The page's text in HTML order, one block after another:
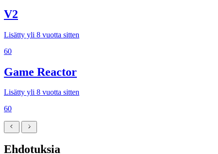
V2
Lisätty yli 8 vuotta sitten
60
Game Reactor
Lisätty yli 8 vuotta sitten
60
Ehdotuksia